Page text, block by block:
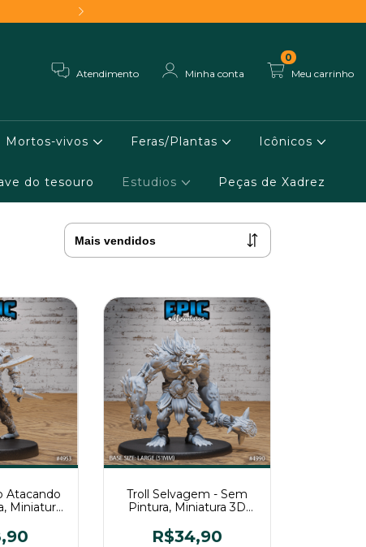
Atendimento Minha conta Meu carrinho
0
Mortos-vivos Feras/Plantas Icônicos
do tesouro Estudios Peças de Xadrez
Atacando
Miniatura
Troll Selvagem - Sem
Pintura, Miniatura 3D
Mesa
R$34,90